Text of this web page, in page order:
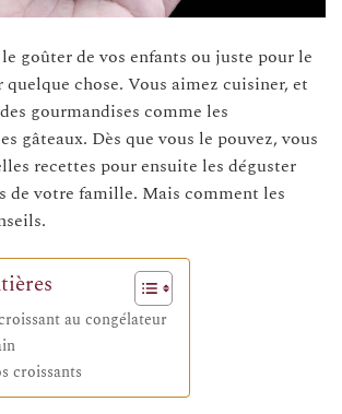
goûter de vos enfants ou juste pour le
chose. Vous aimez cuisiner, et
gourmandises comme les
gâteaux. Dès que vous le pouvez, vous
recettes pour ensuite les déguster
de votre famille. Mais comment les
au congélateur
croissants